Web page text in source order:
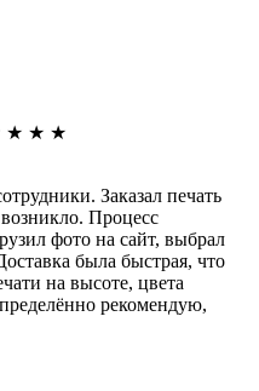
★ ★ ★
Заказал печать
Процесс
фото на сайт, выбрал
была быстрая, что
на высоте, цвета
рекомендую,